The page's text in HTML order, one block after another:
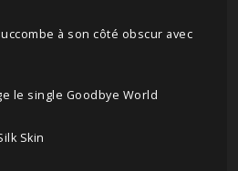
succombe à son côté obscur avec
le single Goodbye World
Skin